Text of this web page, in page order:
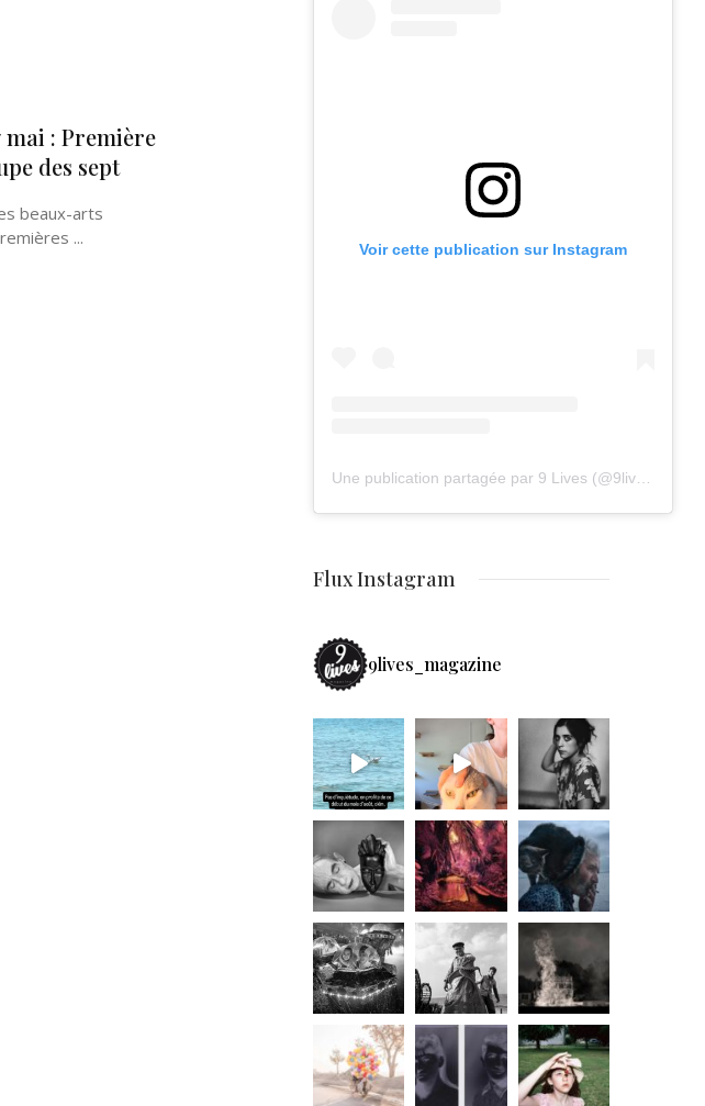
mai : Première
des sept
beaux-arts
...
Voir cette publication sur Instagram
Flux Instagram
9lives_magazine